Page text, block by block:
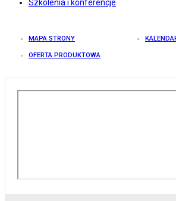
Szkolenia i konferencje
MAPA STRONY
OFERTA PRODUKTOWA